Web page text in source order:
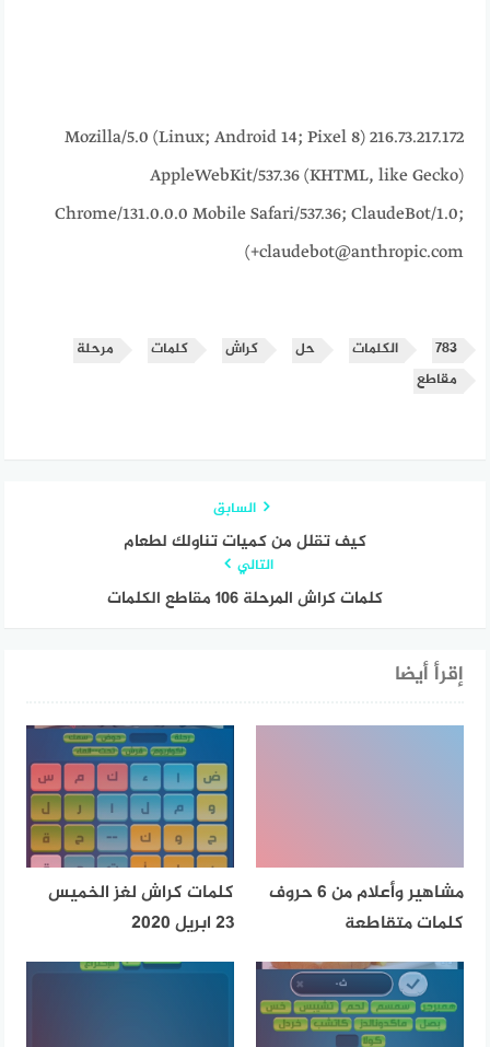
216.73.217.172 Mozilla/5.0 (Linux; Android 14; Pixel 8)
AppleWebKit/537.36 (KHTML, like Gecko)
Chrome/131.0.0.0 Mobile Safari/537.36; ClaudeBot/1.0;
+claudebot@anthropic.com)
٧٨٣ الكلمات حل كراش كلمات
مرحلة
مقاطع
السابق
كيف تقلل من كميات تناولك لطعام
التالي
كلمات كراش المرحلة 106 مقاطع الكلمات
إقرأ أيضا
مشاهير وأعلام من 6 حروف
كلمات متقاطعة
كلمات كراش لغز الخميس
23 ابريل 2020